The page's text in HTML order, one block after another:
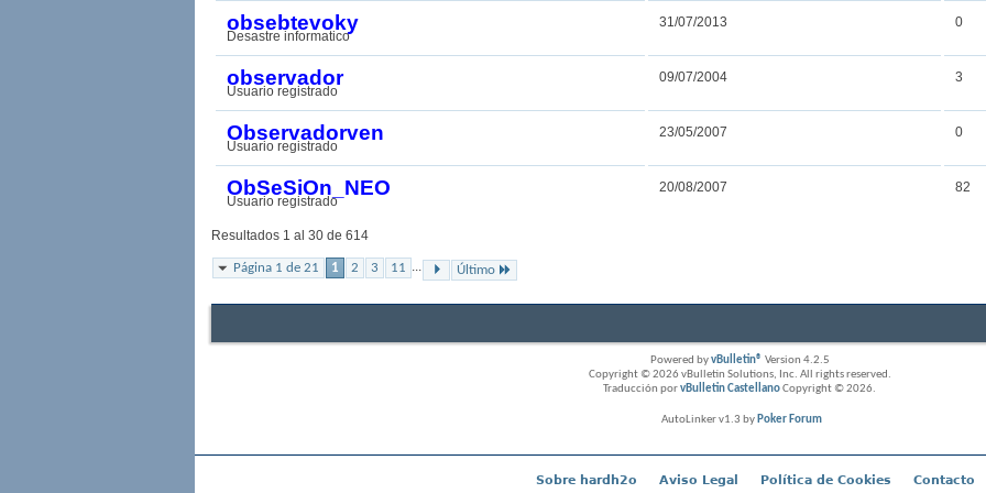
obsebtevoky
Desastre informatico
31/07/2013 0
observador
Usuario registrado
09/07/2004 3
Observadorven
Usuario registrado
23/05/2007 0
ObSeSiOn_NEO
Usuario registrado
20/08/2007 82
Resultados 1 al 30 de 614
Página 1 de 21 1 2 3 11 ... Último
Powered byvBulletin® Version 4.2.5
Copyright © 2026 vBulletin Solutions, Inc. All rights reserved.
Traducción porvBulletin CastellanoCopyright © 2026.
AutoLinker v1.3 by Poker Forum
Sobre hardh2o Aviso Legal Política de Cookies Contacto